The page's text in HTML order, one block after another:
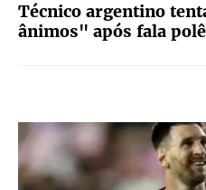
Técnico argentino
ânimos" após fala